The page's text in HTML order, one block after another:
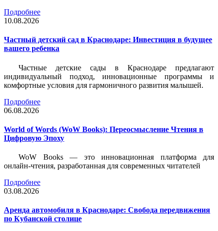
Подробнее
10.08.2026
Частный детский сад в Краснодаре: Инвестиция в будущее
вашего ребенка
Частные детские сады в Краснодаре предлагают
индивидуальный подход, инновационные программы и
комфортные условия для гармоничного развития малышей.
Подробнее
06.08.2026
World of Words (WoW Books): Переосмысление Чтения в
Цифровую Эпоху
WoW Books — это инновационная платформа для
онлайн-чтения, разработанная для современных читателей
Подробнее
03.08.2026
Аренда автомобиля в Краснодаре: Свобода передвижения
по Кубанской столице